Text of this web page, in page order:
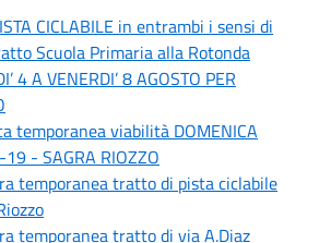
CICLABILE in entrambi i sensi di
Scuola Primaria alla Rotonda
4 A VENERDI’ 8 AGOSTO PER
temporanea viabilità DOMENICA
- SAGRA RIOZZO
temporanea tratto di pista ciclabile
temporanea tratto di via A.Diaz